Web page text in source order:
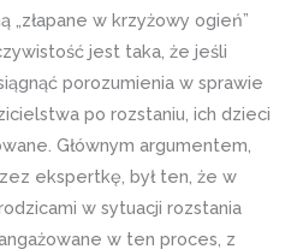
„złapane w krzyżowy ogień”
jest taka, że ​​jeśli
porozumienia w sprawie
po rozstaniu, ich dzieci
Głównym argumentem,
ekspertkę, był ten, że w
w sytuacji rozstania
w ten proces, z